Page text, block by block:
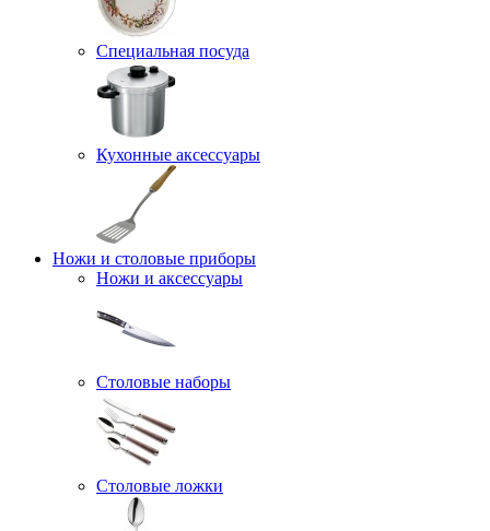
Специальная посуда
Кухонные аксессуары
Ножи и столовые приборы
Ножи и аксессуары
Столовые наборы
Столовые ложки